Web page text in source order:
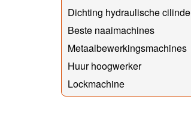
Dichting hydraulische
Beste naaimachines
Metaalbewerkingsmachines
Huur hoogwerker
Lockmachine